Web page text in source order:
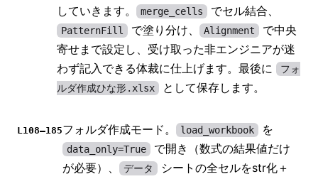
していきます。
merge_cells でセル結合、
PatternFill で塗り分け、 Alignment
で中央
寄せまで設定し、受け取った非エンジニアが迷
わず記入できる体裁に仕上げます。最後に
フォ
ルダ作成ひな形.xlsx
として保存します。
L108–185フォルダ作成モード。 load_workbook を
data_only=True
で開き（数式の結果値だけ
が必要）、
データ
シートの全セルをstr化＋